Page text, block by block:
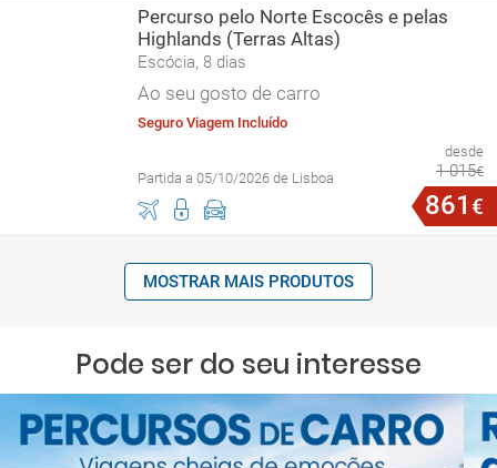
Percurso pelo Norte Escocês e pelas
Highlands (Terras Altas)
Escócia, 8 dias
Ao seu gosto de carro
Seguro Viagem Incluído
Partida a 05/10/2026 de Lisboa
desde
1 015€
861 €
MOSTRAR MAIS PRODUTOS
Pode ser do seu interesse